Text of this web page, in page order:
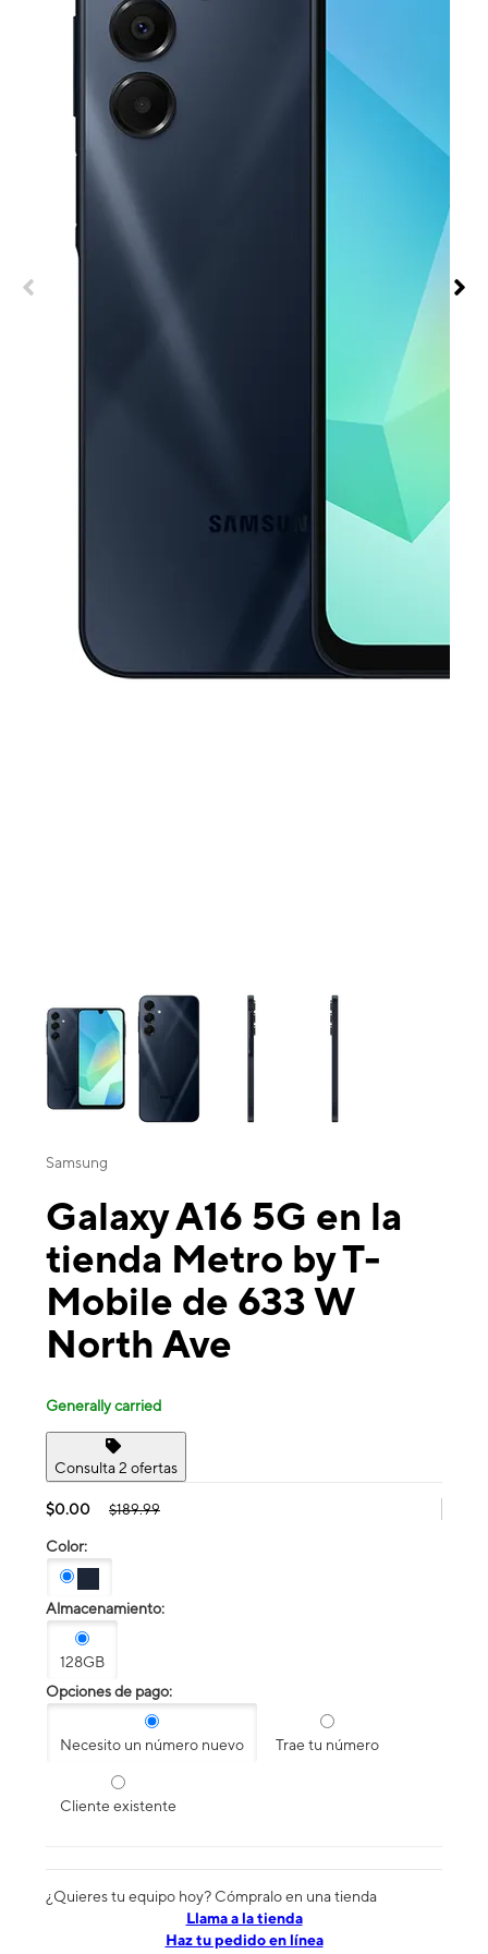
This carousel contains a column of small thumbnails. Selecting a
Samsung
Galaxy A16 5G en la
tienda Metro by T-
Mobile de 633 W
North Ave
Generally carried
Consulta 2 ofertas
$0.00 $189.99
Color:
Almacenamiento:
128GB
Opciones de pago:
Necesito un número nuevo Trae tu número
Cliente existente
¿Quieres tu equipo hoy? Cómpralo en una tienda
​​​​​​​Llama a la tienda
Haz tu pedido en línea